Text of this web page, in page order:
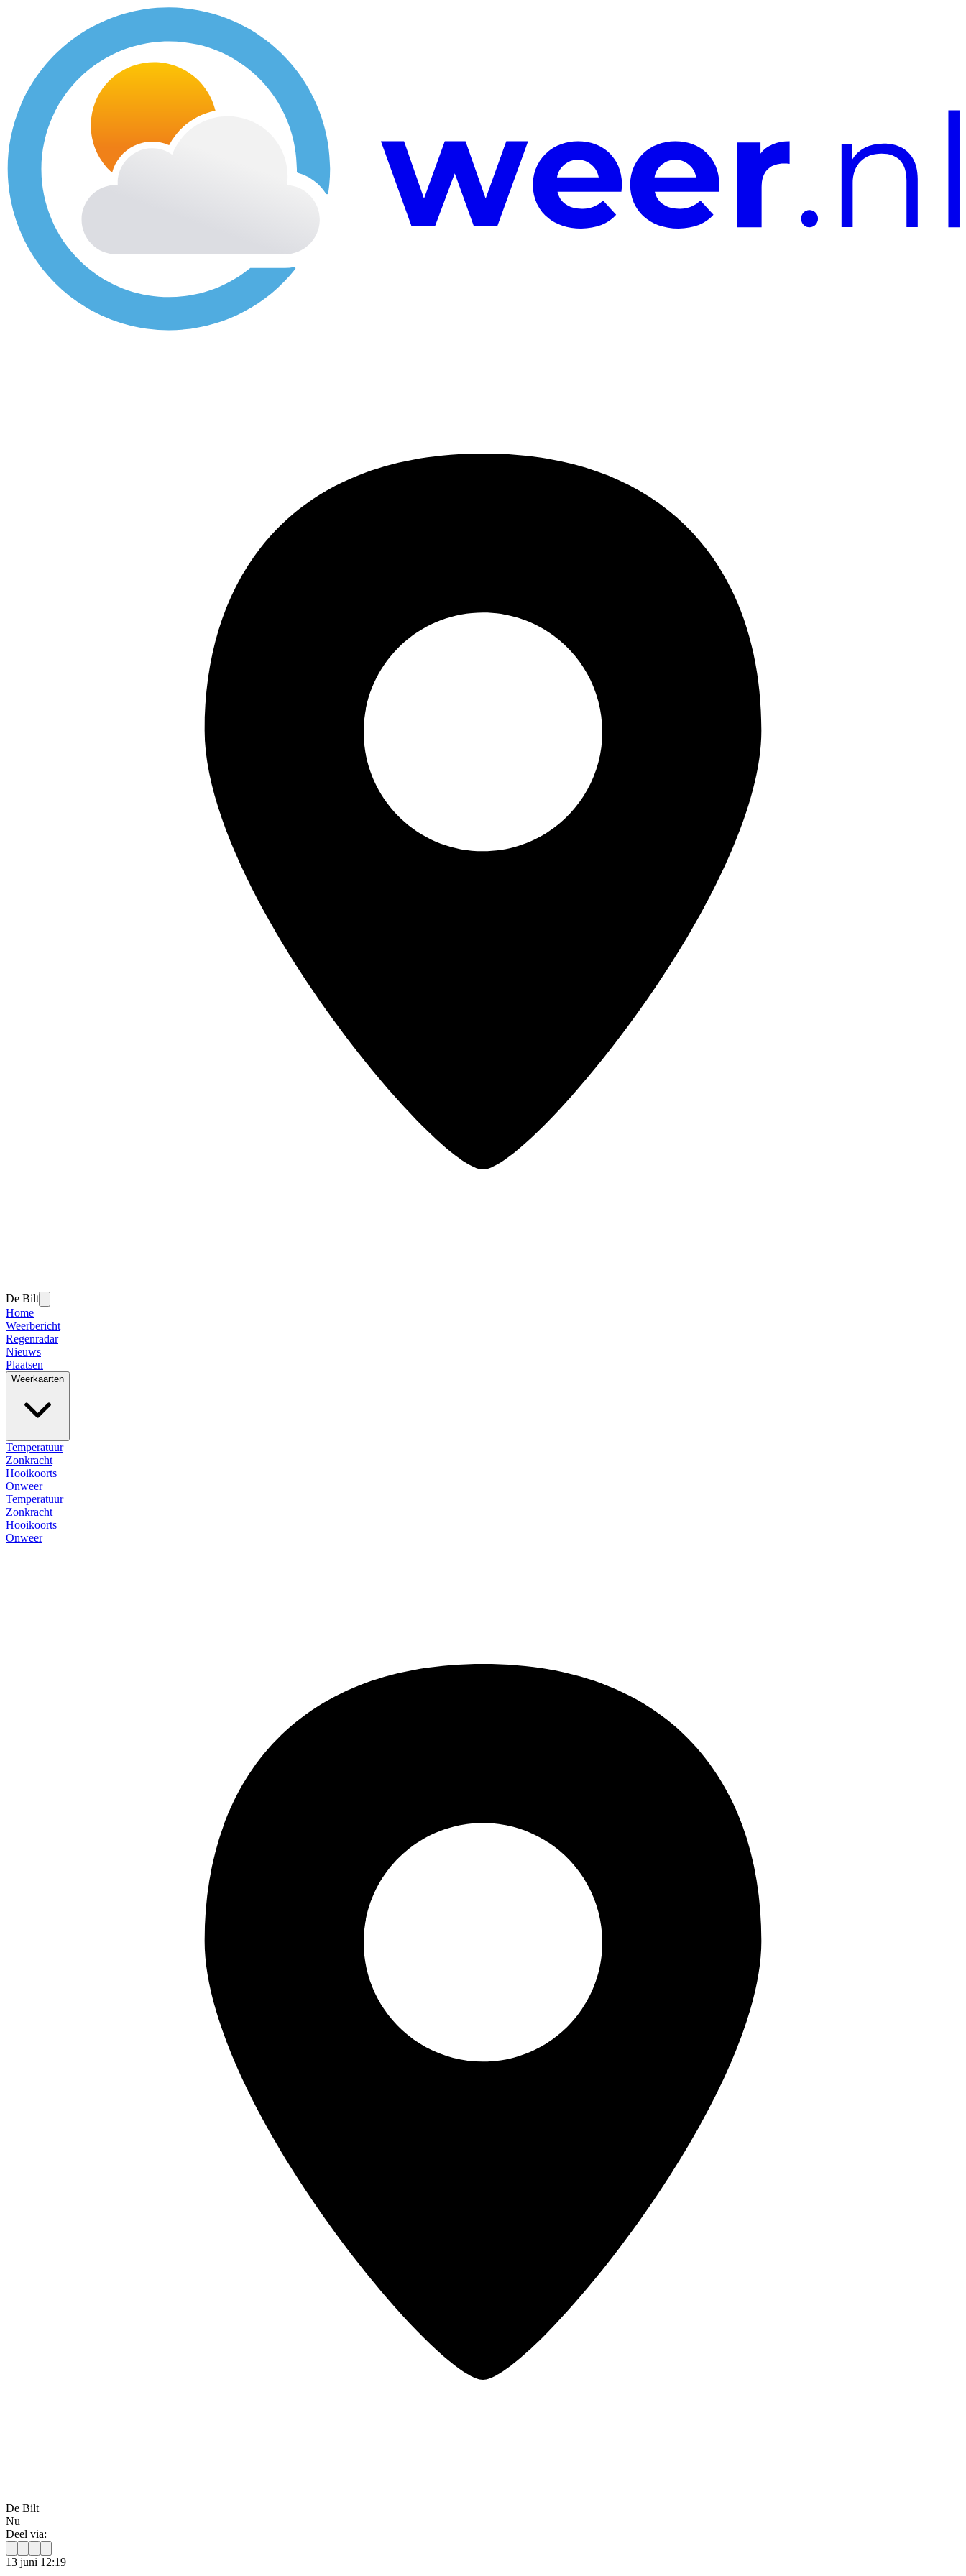
De Bilt
Home
Weerbericht
Regenradar
Nieuws
Plaatsen
Weerkaarten
Temperatuur
Zonkracht
Hooikoorts
Onweer
Temperatuur
Zonkracht
Hooikoorts
Onweer
De Bilt
Nu
Deel via:
13 juni 12:19